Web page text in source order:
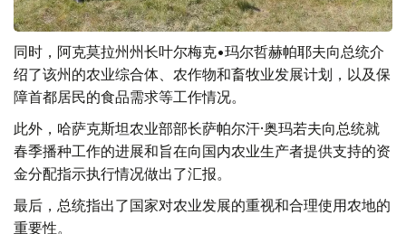
同时，阿克莫拉州州长叶尔梅克•玛尔哲赫帕耶夫向总统介
绍了该州的农业综合体、农作物和畜牧业发展计划，以及保
障首都居民的食品需求等工作情况。
此外，哈萨克斯坦农业部部长萨帕尔汗·奥玛若夫向总统就
春季播种工作的进展和旨在向国内农业生产者提供支持的资
金分配指示执行情况做出了汇报。
最后，总统指出了国家对农业发展的重视和合理使用农地的
重要性。